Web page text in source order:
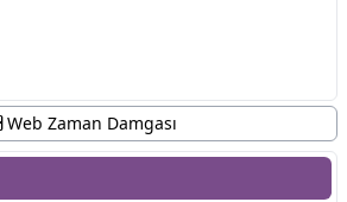
Web Zaman Damgası